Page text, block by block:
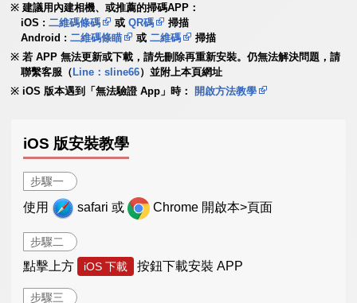
建議用內建相機、或推薦的掃碼APP：
iOS :二維碼條碼 或QR碼
掃描
Android :二維碼條瞄 或二維碼
掃描
若 APP 無法更新或下載，請先刪除再重新安裝。仍無法解決問題，請
聯繫客服（ Line：sline66）並附上本頁網址
iOS 版本遇到「無法驗證 App」時：
開啟方法教學
iOS 版安裝教學
步驟一
使用 safari 或 Chrome 開啟本>頁面
步驟二
點擊上方 iOS 下載 按鈕下載安裝 APP
步驟三